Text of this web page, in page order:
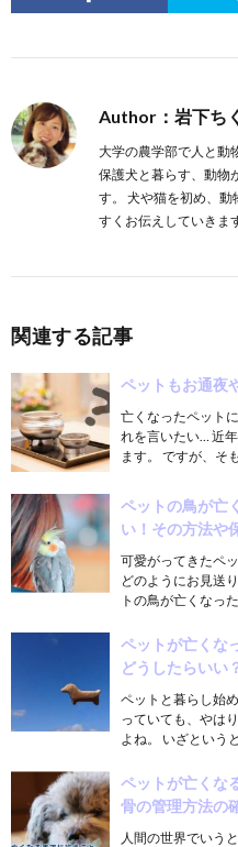
Author：岩下ち
大学の農学部で人と動
保護犬と暮らす、動物
す。 犬や猫を初め、
すくお伝えしていきま
関連する記事
ペットもお通夜
亡くなったペット
れを言いたい… 近
ます。 ですが、そ
ペットの鳥が亡
い！その方法や
可愛がってきたペ
どのようにお見送
トの鳥が亡くなっ
ペットが亡くな
どうしたらいい
ペットと暮らし始
っていても、やは
よね。 いざという
ペットが亡くな
骨の管理方法の
人間の世界でいう